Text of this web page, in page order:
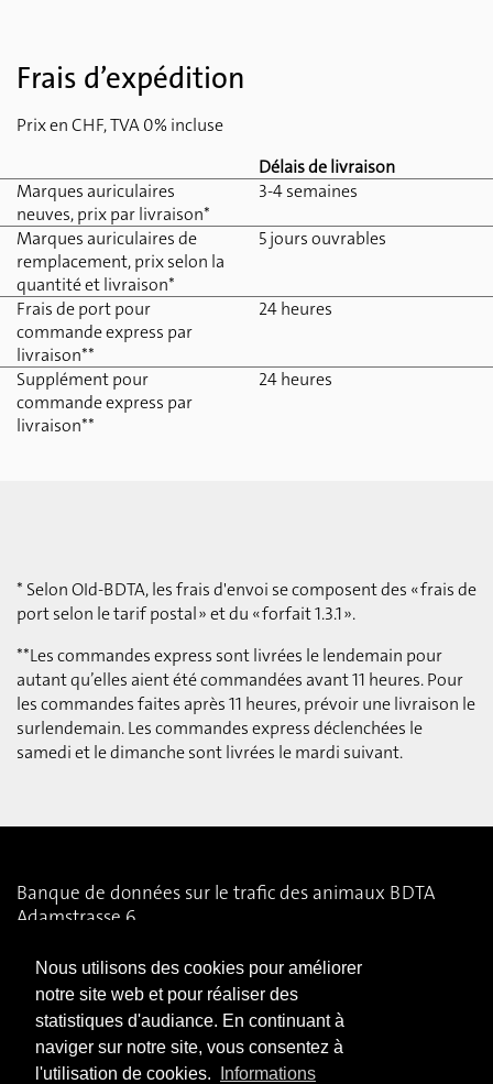
Nous utilisons des cookies pour améliorer
notre site web et pour réaliser des
statistiques d'audiance. En continuant à
naviger sur notre site, vous consentez à
l'utilisation de cookies.
Informations
Frais d’expédition
Prix en CHF, TVA 0% incluse
Délais de livraison
Marques auriculaires
neuves, prix par livraison*
3-4 semaines
Marques auriculaires de
remplacement, prix selon la
quantité et livraison*
5 jours ouvrables
Frais de port pour
commande express par
livraison**
24 heures
Supplément pour
commande express par
livraison**
24 heures
* Selon OId-BDTA, les frais d'envoi se composent des « frais de
port selon le tarif postal » et du « forfait 1.3.1 ».
**Les commandes express sont livrées le lendemain pour
autant qu’elles aient été commandées avant 11 heures. Pour
les commandes faites après 11 heures, prévoir une livraison le
surlendemain. Les commandes express déclenchées le
samedi et le dimanche sont livrées le mardi suivant.
Banque de données sur le trafic des animaux BDTA
Adamstrasse 6
0800 555 600
support@tvd-bdta.ch
Mentions légales